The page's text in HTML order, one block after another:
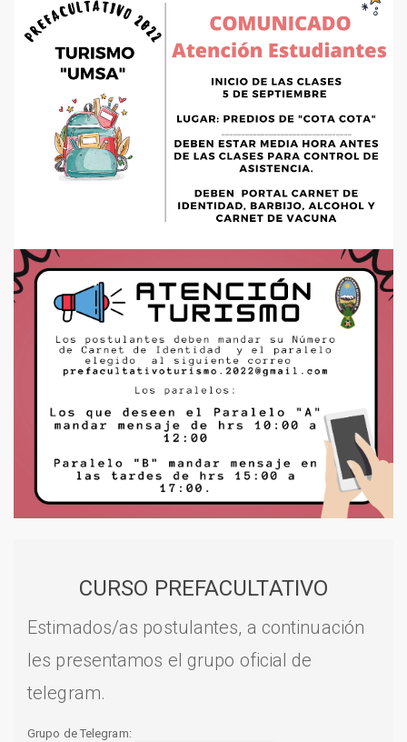
CURSO PREFACULTATIVO
Estimados/as postulantes, a continuación
les presentamos el grupo oficial de
telegram.
Grupo de Telegram: